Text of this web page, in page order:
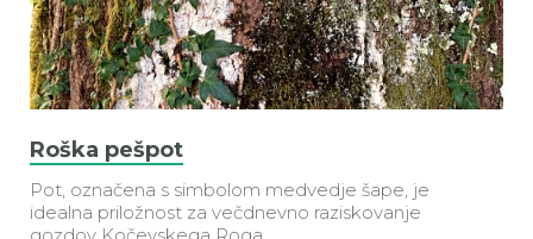
Roška pešpot
Pot, označena s simbolom medvedje šape, je
idealna priložnost za večdnevno raziskovanje